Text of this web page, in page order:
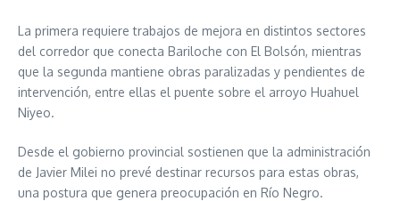
La primera requiere trabajos de mejora en distintos sectores
del corredor que conecta Bariloche con El Bolsón, mientras
que la segunda mantiene obras paralizadas y pendientes de
intervención, entre ellas el puente sobre el arroyo Huahuel
Niyeo.
Desde el gobierno provincial sostienen que la administración
de Javier Milei no prevé destinar recursos para estas obras,
una postura que genera preocupación en Río Negro.